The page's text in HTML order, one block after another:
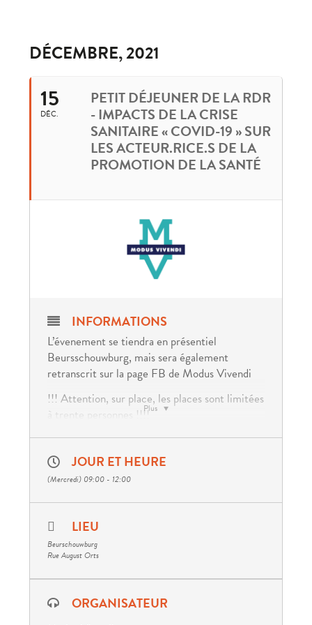
DÉCEMBRE, 2021
15
DÉC.
PETIT DÉJEUNER DE LA RDR
- IMPACTS DE LA CRISE
SANITAIRE « COVID-19 » SUR
LES ACTEUR.RICE.S DE LA
PROMOTION DE LA SANTÉ
Plus
INFORMATIONS
L’évenement se tiendra en présentiel
Beursschouwburg, mais sera également
retranscrit sur la page FB de Modus Vivendi
!!! Attention, sur place, les places sont limitées
à trente personnes !!!!
La crise sanitaire provoquée par la pandémie de
coronavirus a eu de nombreux effets dont
certains continuent de se faire sentir. Plusieurs
communications se sont déjà penchées sur
l’impact de la crise sur nos publics. D’autres,
moins nombreuses, se sont penchées sur
l’impact de la crise sur nos activités en tant
qu’acteur·rice de la promotion de la santé, en
en particulier.
Au cours du petit-déjeuner, nous aimerions
JOUR ET HEURE
(Mercredi) 09:00 - 12:00
LIEU
Beurschouwburg
Rue August Orts
ORGANISATEUR